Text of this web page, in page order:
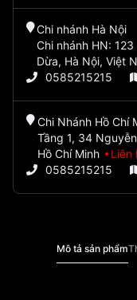
Chi nhánh Hà Nội
Chi nhánh HN:
Dừa, Hà Nội, Việt
0585215215
Chi Nhánh Hồ Chí
Tầng 1, 34
Hồ Chí Minh
Liên
0585215215
Mô tả sản phẩm